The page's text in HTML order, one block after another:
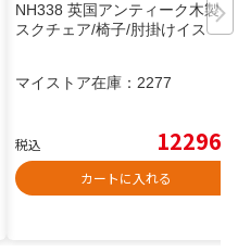
NH338 英国アンティーク木製デ
スクチェア/椅子/肘掛けイス
マイストア在庫： 2277
税込 12296
カートに入れる